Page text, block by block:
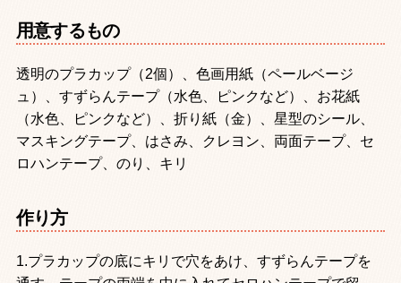
用意するもの
透明のプラカップ（2個）、色画用紙（ペールベージ
ュ）、すずらんテープ（水色、ピンクなど）、お花紙
（水色、ピンクなど）、折り紙（金）、星型のシール、
マスキングテープ、はさみ、クレヨン、両面テープ、セ
ロハンテープ、のり、キリ
作り方
1.プラカップの底にキリで穴をあけ、すずらんテープを